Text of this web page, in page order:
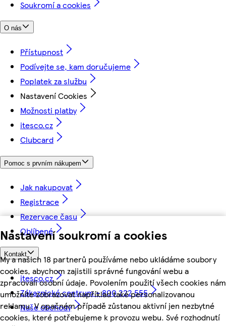
Nastavení soukromí a cookies
My a našich 18 partnerů používáme nebo ukládáme soubory
cookies, abychom zajistili správné fungování webu a
zpracovali osobní údaje. Povolením použití všech cookies nám
umožníte zobrazovat například také personalizovanou
reklamu. V opačném případě zůstanou aktivní jen nezbytné
cookies, které potřebujeme k provozu webu. Své rozhodnutí
Soukromí a cookies
O nás
Přístupnost
Podívejte se, kam doručujeme
Poplatek za službu
Nastavení Cookies
Možnosti platby
itesco.cz
Clubcard
Pomoc s prvním nákupem
Jak nakupovat
Registrace
Rezervace času
Oblíbené
Kontakt
itesco.cz
Zákaznické centrum - 800 222 555
Naše obchody